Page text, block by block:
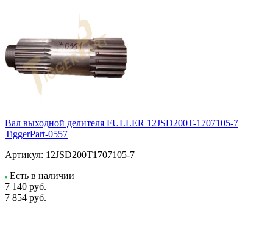
Вал выходной делителя FULLER 12JSD200T-1707105-7
TiggerPart-0557
Артикул: 12JSD200T1707105-7
Есть в наличии
7 140 руб.
7 854 руб.